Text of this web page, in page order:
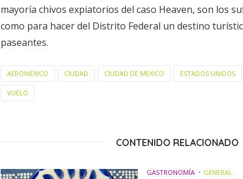
mayoría chivos expiatorios del caso Heaven, son los
como para hacer del Distrito Federal un destino
paseantes.
AEROMEXICO CIUDAD CIUDAD DE MEXICO ESTADOS UNIDOS
VUELO
CONTENIDO RELACIONADO
GASTRONOMÍA GENERAL